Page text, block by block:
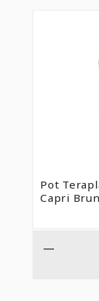
Pot
Capri Brun
—